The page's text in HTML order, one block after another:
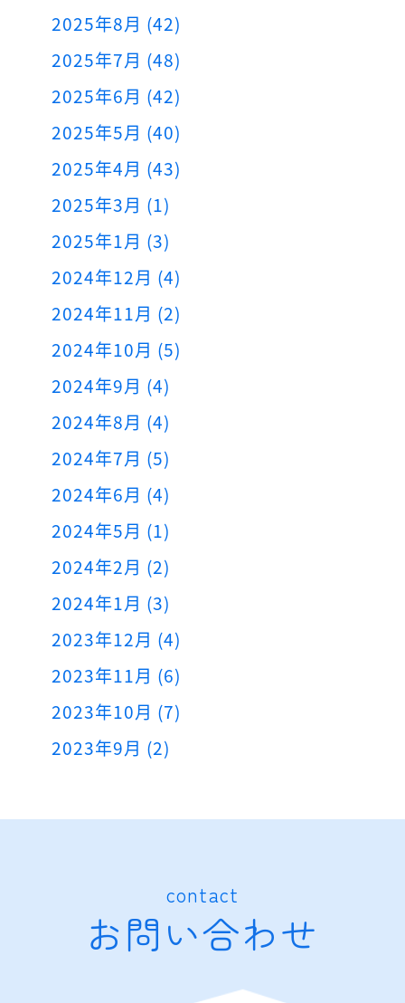
2025年8月 (42)
2025年7月 (48)
2025年6月 (42)
2025年5月 (40)
2025年4月 (43)
2025年3月 (1)
2025年1月 (3)
2024年12月 (4)
2024年11月 (2)
2024年10月 (5)
2024年9月 (4)
2024年8月 (4)
2024年7月 (5)
2024年6月 (4)
2024年5月 (1)
2024年2月 (2)
2024年1月 (3)
2023年12月 (4)
2023年11月 (6)
2023年10月 (7)
2023年9月 (2)
contact
お問い合わせ